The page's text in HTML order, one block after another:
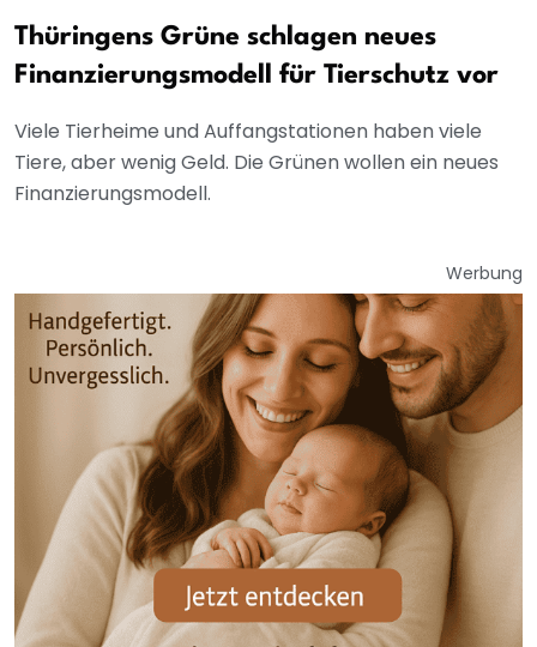
Thüringens Grüne schlagen neues
Finanzierungsmodell für Tierschutz vor
Viele Tierheime und Auffangstationen haben viele
Tiere, aber wenig Geld. Die Grünen wollen ein neues
Finanzierungsmodell.
Werbung